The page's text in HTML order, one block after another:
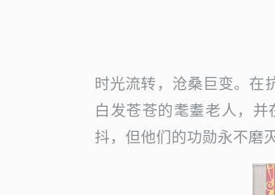
时光流转，沧桑巨变。在
白发苍苍的耄耋老人，
抖，但他们的功勋永不磨灭